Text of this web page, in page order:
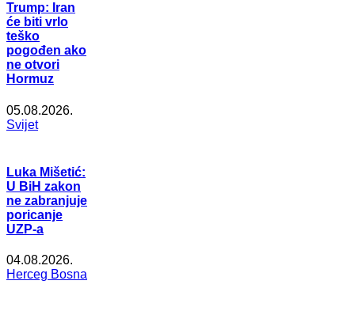
Trump: Iran
će biti vrlo
teško
pogođen ako
ne otvori
Hormuz
05.08.2026.
Svijet
Luka Mišetić:
U BiH zakon
ne zabranjuje
poricanje
UZP-a
04.08.2026.
Herceg Bosna